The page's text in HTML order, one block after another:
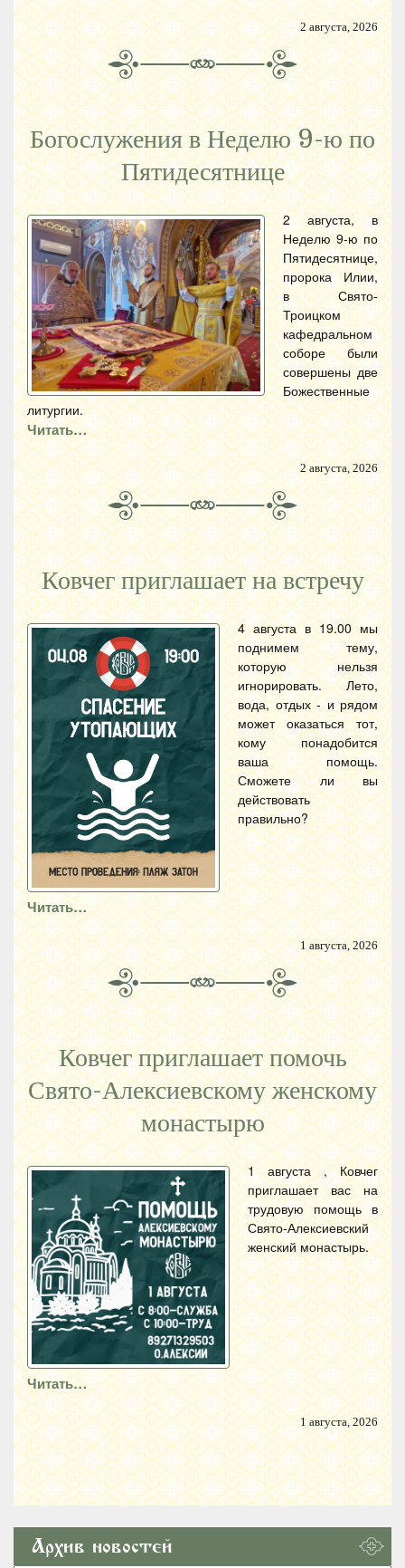
2 августа, 2026
Богослужения в Неделю 9-ю по
Пятидесятнице
2 августа, в
Неделю 9-ю по
Пятидесятнице,
пророка Илии,
в Свято-
Троицком
кафедральном
соборе были
совершены две
Божественные
литургии.
Читать…
2 августа, 2026
Ковчег приглашает на встречу
4 августа в 19.00 мы
поднимем тему,
которую нельзя
игнорировать. Лето,
вода, отдых - и рядом
может оказаться тот,
кому понадобится
ваша помощь.
Сможете ли вы
действовать
правильно?
Читать…
1 августа, 2026
Ковчег приглашает помочь
Свято-Алексиевскому женскому
монастырю
1 августа , Ковчег
приглашает вас на
трудовую помощь в
Свято-Алексиевский
женский монастырь.
Читать…
1 августа, 2026
Архив новостей